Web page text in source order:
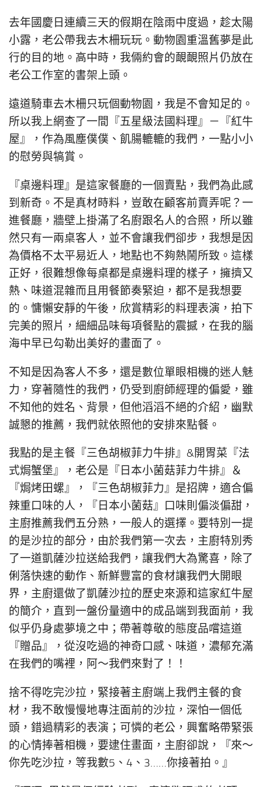
去年國慶日連續三天的假期在陰雨中度過，趁太陽
小露，老公帶我去木柵玩玩。動物園重溫舊夢是此
行的目的地。高中時，我倆約會的靦靦照片仍放在
老公工作室的書架上頭。
遠道騎車去木柵只玩個動物園，我是不會知足的。
所以我上網查了一間『五星級法國料理』－『紅牛
屋』，作為風塵僕僕、飢腸轆轆的我們，一點小小
的慰勞與犒賞。
『桌邊料理』是這家餐廳的一個賣點，我們為此感
到新奇。不是真材時料，豈敢在顧客前賣弄呢？一
進餐廳，牆壁上掛滿了名廚跟名人的合照，所以雖
然只有一兩桌客人，並不會讓我們卻步，我想是因
為價格不太平易近人，地點也不夠熱鬧所致。這樣
正好，很難想像每桌都是桌邊料理的樣子，擁擠又
熱、味道混雜而且用餐節奏緊迫，都不是我想要
的。慵懶安靜的午後，欣賞精彩的料理表演，拍下
完美的照片，細細品味每項餐點的震撼，在我的腦
海中早已勾勒出美好的畫面了。
不知是因為客人不多，還是數位單眼相機的迷人魅
力，穿著隨性的我們，仍受到廚師經理的偏愛，雖
不知他的姓名、背景，但他滔滔不絕的介紹，幽默
誠懇的推薦，我們就依照他的安排來點餐。
我點的是主餐『三色胡椒菲力牛排』&開胃菜『法
式焗蟹堡』，老公是『日本小菌菇菲力牛排』＆
『焗烤田螺』，『三色胡椒菲力』是招牌，適合偏
辣重口味的人，『日本小菌菇』口味則偏淡偏甜，
主廚推薦我們五分熟，一般人的選擇。要特別一提
的是沙拉的部分，由於我們第一次去，主廚特別秀
了一道凱薩沙拉送給我們，讓我們大為驚喜，除了
俐落快速的動作、新鮮豐富的食材讓我們大開眼
界，主廚還做了凱薩沙拉的歷史來源和這家紅牛屋
的簡介，直到一盤份量適中的成品端到我面前，我
似乎仍身處夢境之中；帶著尊敬的態度品嚐這道
『贈品』，從沒吃過的神奇口感、味道，濃郁充滿
在我們的嘴裡，阿～我們來對了！！
捨不得吃完沙拉，緊接著主廚端上我們主餐的食
材，我不敢慢慢地專注面前的沙拉，深怕一個低
頭，錯過精彩的表演；可憐的老公，興奮略帶緊張
的心情捧著相機，要逮住畫面，主廚卻說，『來～
你先吃沙拉，等我數5、4、3……你接著拍。』